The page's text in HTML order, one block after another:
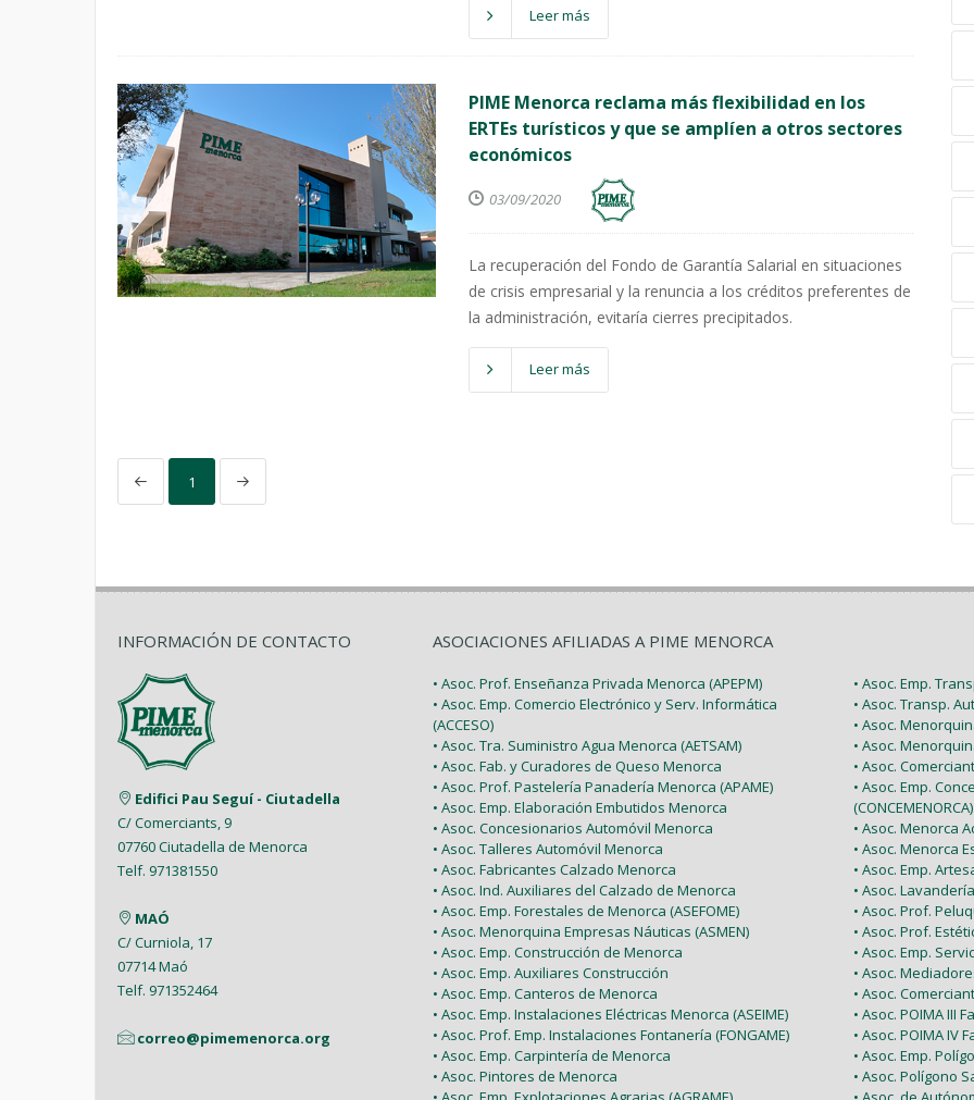
Leer más
PIME Menorca reclama más flexibilidad en los
ERTEs turísticos y que se amplíen a otros sectores
económicos
03/09/2020
La recuperación del Fondo de Garantía Salarial en situaciones
de crisis empresarial y la renuncia a los créditos preferentes de
la administración, evitaría cierres precipitados.
Leer más
1
INFORMACIÓN DE CONTACTO
Edifici Pau Seguí - Ciutadella
C/ Comerciants, 9
07760 Ciutadella de Menorca
Telf. 971381550
MAÓ
C/ Curniola, 17
07714 Maó
Telf. 971352464
correo@pimemenorca.org
ASOCIACIONES AFILIADAS A PIME MENORCA
• Asoc. Prof. Enseñanza Privada Menorca (APEPM)
• Asoc. Emp. Comercio Electrónico y Serv. Informática
(ACCESO)
• Asoc. Tra. Suministro Agua Menorca (AETSAM)
• Asoc. Fab. y Curadores de Queso Menorca
• Asoc. Prof. Pastelería Panadería Menorca (APAME)
• Asoc. Emp. Elaboración Embutidos Menorca
• Asoc. Concesionarios Automóvil Menorca
• Asoc. Talleres Automóvil Menorca
• Asoc. Fabricantes Calzado Menorca
• Asoc. Ind. Auxiliares del Calzado de Menorca
• Asoc. Emp. Forestales de Menorca (ASEFOME)
• Asoc. Menorquina Empresas Náuticas (ASMEN)
• Asoc. Emp. Construcción de Menorca
• Asoc. Emp. Auxiliares Construcción
• Asoc. Emp. Canteros de Menorca
• Asoc. Emp. Instalaciones Eléctricas Menorca (ASEIME)
• Asoc. Prof. Emp. Instalaciones Fontanería (FONGAME)
• Asoc. Emp. Carpintería de Menorca
• Asoc. Pintores de Menorca
• Asoc. Emp.
• Asoc. Transp.
• Asoc.
• Asoc.
• Asoc.
• Asoc. Emp.
(CONCEMENORCA)
• Asoc. Menorca
• Asoc. Menorca
• Asoc. Emp.
• Asoc.
• Asoc. Prof.
• Asoc. Prof.
• Asoc. Emp.
• Asoc.
• Asoc.
• Asoc. POIMA III
• Asoc. POIMA IV
• Asoc. Emp.
• Asoc. Polígono